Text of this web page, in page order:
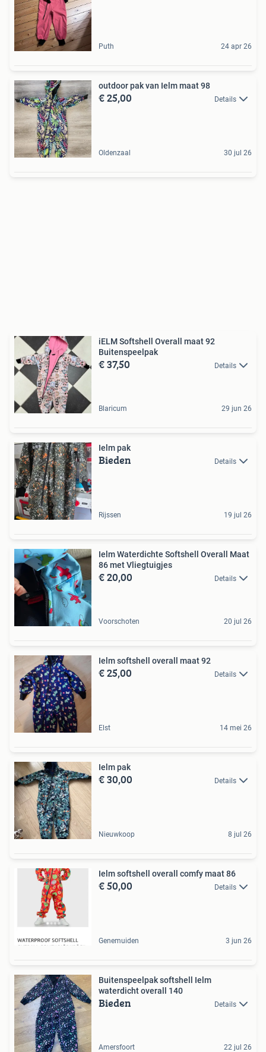
Puth 24 apr 26
outdoor pak van Ielm maat 98
€ 25,00 Details
Oldenzaal 30 jul 26
iELM Softshell Overall maat 92
Buitenspeelpak
€ 37,50 Details
Blaricum 29 jun 26
Ielm pak
Bieden Details
Rijssen 19 jul 26
Ielm Waterdichte Softshell Overall Maat
86 met Vliegtuigjes
€ 20,00 Details
Voorschoten 20 jul 26
Ielm softshell overall maat 92
€ 25,00 Details
Elst 14 mei 26
Ielm pak
€ 30,00 Details
Nieuwkoop 8 jul 26
Ielm softshell overall comfy maat 86
€ 50,00 Details
Genemuiden 3 jun 26
Buitenspeelpak softshell Ielm
waterdicht overall 140
Bieden Details
Amersfoort 22 jul 26